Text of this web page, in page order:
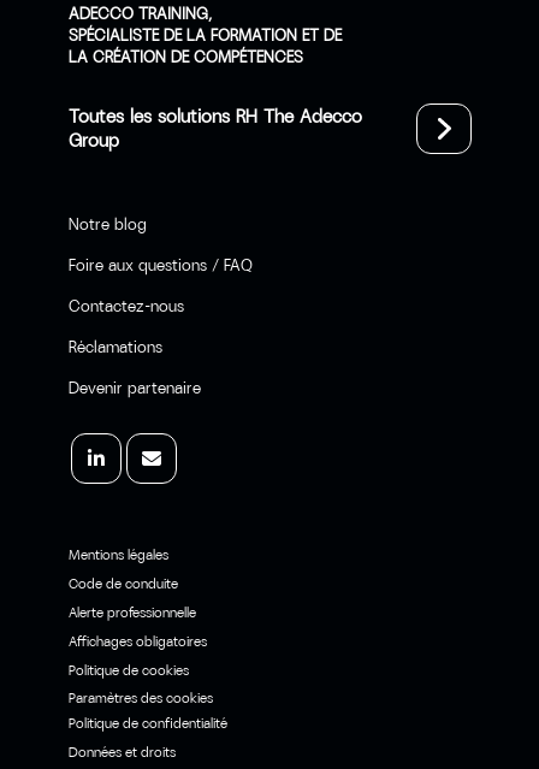
ADECCO TRAINING,
SPÉCIALISTE DE LA FORMATION ET DE
LA CRÉATION DE COMPÉTENCES
Toutes les solutions RH The Adecco
Group
Notre blog
Foire aux questions / FAQ
Contactez-nous
Réclamations
Devenir partenaire
Mentions légales
Code de conduite
Alerte professionnelle
Affichages obligatoires
Politique de cookies
Paramètres des cookies
Politique de confidentialité
Données et droits